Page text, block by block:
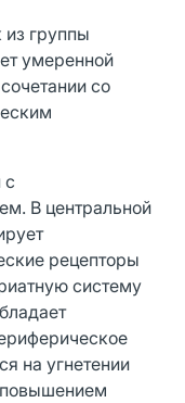
из группы
умеренной
со
с
В центральной
рецепторы
систему
на угнетении
повышением